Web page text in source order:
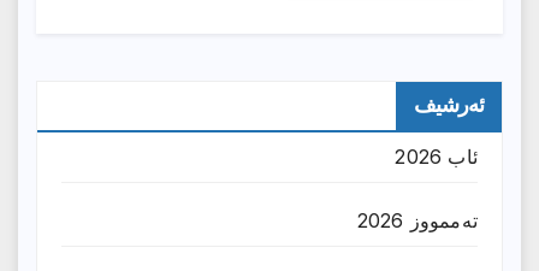
ئەرشیف
ئاب 2026
تەممووز 2026